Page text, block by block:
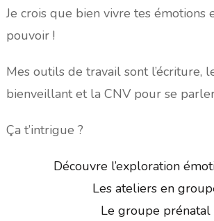
Je crois que bien vivre tes émotions
pouvoir !
Mes outils de travail sont l’écriture,
bienveillant et la CNV pour se
Ça t’intrigue ?
Découvre l’exploration
Les ateliers en
Le groupe prénatal